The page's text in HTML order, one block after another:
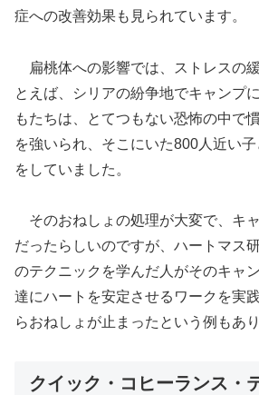
症への改善効果も見られています。
扁桃体への影響では、ストレスの
とえば、シリアの紛争地でキャンプ
もたちは、とてつもない恐怖の中で
を強いられ、そこにいた800人近い
をしていました。
そのおねしょの処理が大変で、キ
だったらしいのですが、ハートマス
のテクニックを学んだ人がそのキャ
達にハートを安定させるワークを実
らおねしょが止まったという例もあり
クイック・コヒーランス・